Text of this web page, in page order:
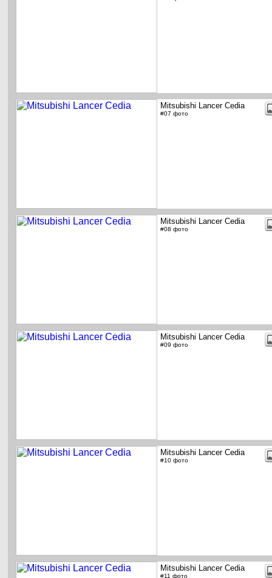
Mitsubishi Lancer Cedia
#07 фото
Mitsubishi Lancer Cedia
#08 фото
Mitsubishi Lancer Cedia
#09 фото
Mitsubishi Lancer Cedia
#10 фото
Mitsubishi Lancer Cedia
#11 фото